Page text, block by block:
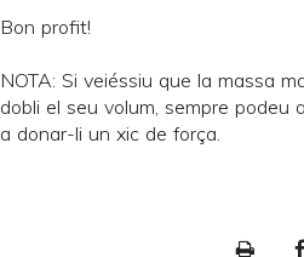
Bon profit!
NOTA: Si veiéssiu que la massa
dobli el seu volum, sempre
a donar-li un xic de força.